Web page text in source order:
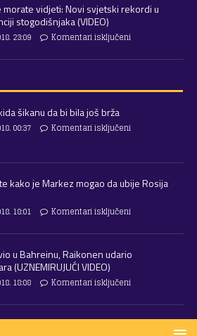
morate vidjeti: Novi svjetski rekordi u
stogodišnjaka (VIDEO)
23:09 Komentari isključeni
šikanu da bi bila još brža
00:37 Komentari isključeni
kako je Markez mogao da ubije Rosija
18:01 Komentari isključeni
u Bahreinu, Raikonen udario
(UZNEMIRUJUĆI VIDEO)
18:08 Komentari isključeni